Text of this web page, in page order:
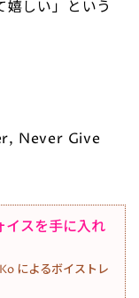
嬉しい」という
Never Give
イスを手に入れ
によるボイストレ